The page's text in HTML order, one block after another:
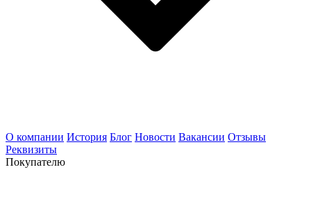
О компании История Блог Новости Вакансии Отзывы
Реквизиты
Покупателю